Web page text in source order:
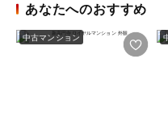
あなたへのおすすめ
中古マンション